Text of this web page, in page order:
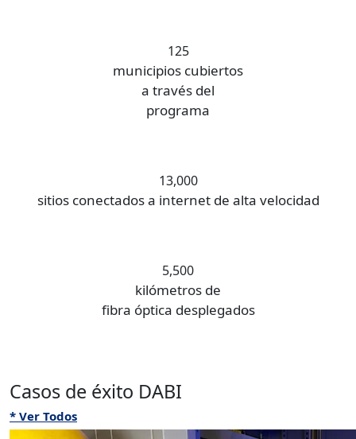
125
municipios cubiertos
a través del
programa
13,000
sitios conectados a internet de alta velocidad
5,500
kilómetros de
fibra óptica desplegados
Casos de éxito DABI
* Ver Todos